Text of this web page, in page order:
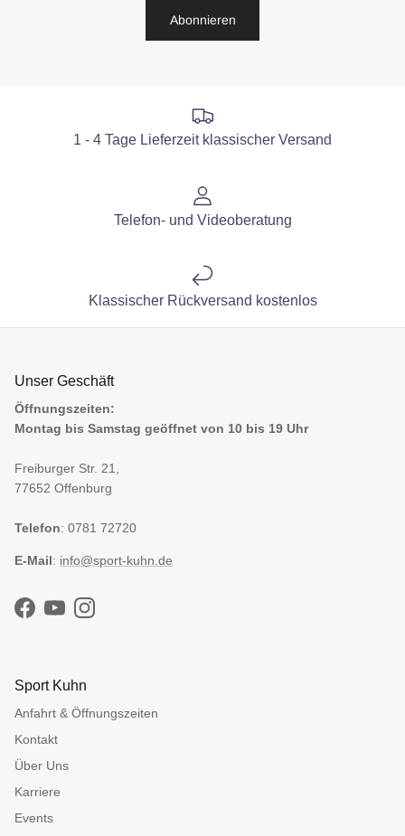
Abonnieren
1 - 4 Tage Lieferzeit klassischer Versand
Telefon- und Videoberatung
Klassischer Rückversand kostenlos
Unser Geschäft
Öffnungszeiten:
Montag bis Samstag geöffnet von 10 bis 19 Uhr
Freiburger Str. 21,
77652 Offenburg
Telefon: 0781 72720
E-Mail: info@sport-kuhn.de
Facebook
YouTubeInstagram
Sport Kuhn
Anfahrt & Öffnungszeiten
Kontakt
Über Uns
Karriere
Events